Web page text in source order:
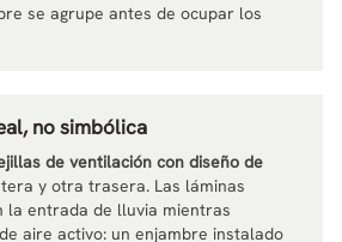
se agrupe antes de ocupar los
no simbólica
de ventilación con diseño de
y otra trasera. Las láminas
la entrada de lluvia mientras
aire activo: un enjambre instalado